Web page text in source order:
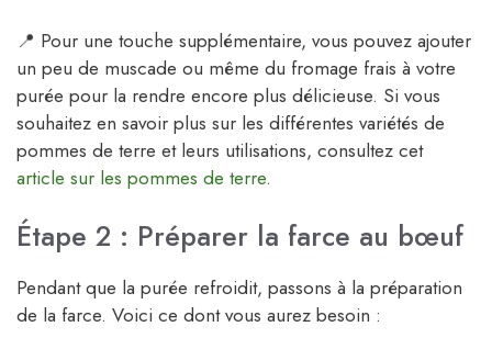
📍 Pour une touche supplémentaire, vous pouvez ajouter
un peu de muscade ou même du fromage frais à votre
purée pour la rendre encore plus délicieuse. Si vous
souhaitez en savoir plus sur les différentes variétés de
pommes de terre et leurs utilisations, consultez cet
article sur les pommes de terre.
Étape 2 : Préparer la farce au bœuf
Pendant que la purée refroidit, passons à la préparation
de la farce. Voici ce dont vous aurez besoin :